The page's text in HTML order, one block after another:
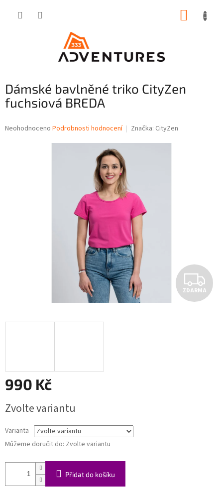
Dámské bavlněné triko CityZen
fuchsiová BREDA
Průměrné
Neohodnoceno Podrobnosti hodnocení Značka: CityZen
Z
D
ZDARMA
990 Kč
cena:
Zvolte variantu
Varianta
Můžeme doručit do: Zvolte variantu
Přidat do košíku